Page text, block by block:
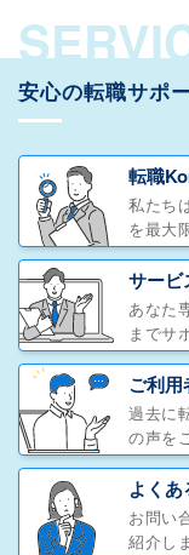
安心の転職サポ
転職
私たち
を最大
サービ
あなた
までサ
ご利
過去に
の声を
よく
お問い
紹介し